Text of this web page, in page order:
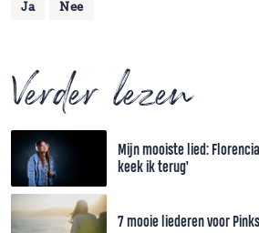
Ja Nee
Verder lezen
Mijn mooiste lied:
keek ik terug’
7 mooie liederen voor